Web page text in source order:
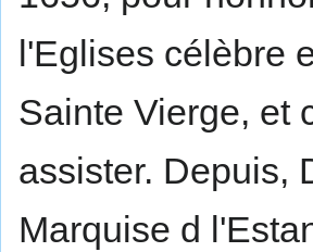
l'Eglises célèbre
Sainte Vierge, et
assister. Depuis,
Marquise d